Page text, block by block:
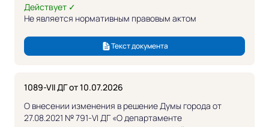
Действует ✓
Не является нормативным правовым актом
Текст документа
1089-VII ДГ от 10.07.2026
О внесении изменения в решение Думы города от
27.08.2021 № 791-VI ДГ «О департаменте